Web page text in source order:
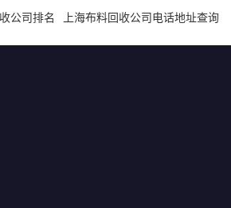
公司排名 上海布料回收公司电话地址查询